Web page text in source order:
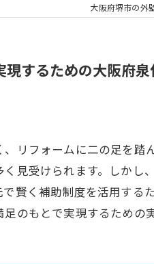
大阪府堺市の外
するための大阪府
リフォームに二の足を
見受けられます。しか
賢く補助制度を活用す
のもとで実現するための